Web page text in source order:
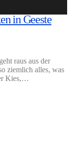
in Geeste
raus aus der
ziemlich alles, was
Kies,…